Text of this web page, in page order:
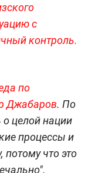
с
контроль.
по
Джабаров. По
о целой нации
процессы и
что это